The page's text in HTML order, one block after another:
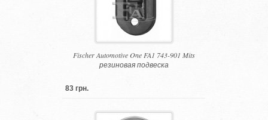
Fischer Automotive One FA1 743-901 Mits
резиновая подвеска
83 грн.